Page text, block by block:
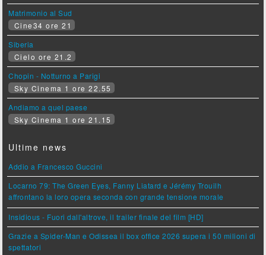
Matrimonio al Sud
Cine34 ore 21
Siberia
Cielo ore 21.2
Chopin - Notturno a Parigi
Sky Cinema 1 ore 22.55
Andiamo a quel paese
Sky Cinema 1 ore 21.15
Ultime news
Addio a Francesco Guccini
Locarno 79: The Green Eyes, Fanny Liatard e Jérémy Trouilh
affrontano la loro opera seconda con grande tensione morale
Insidious - Fuori dall'altrove, il trailer finale del film [HD]
Grazie a Spider-Man e Odissea il box office 2026 supera i 50 milioni di
spettatori